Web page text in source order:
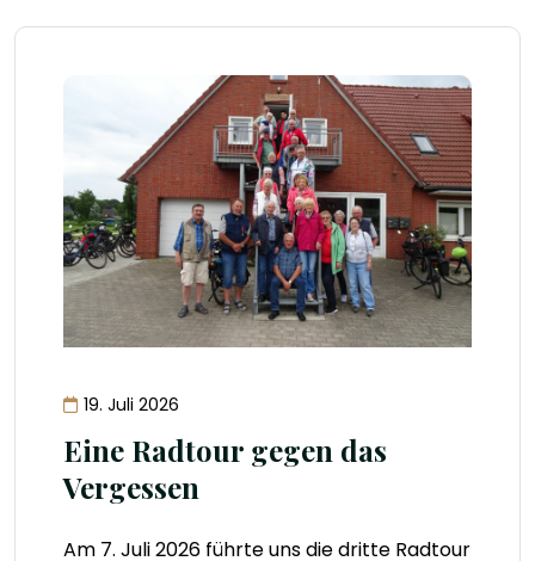
19. Juli 2026
Eine Radtour gegen das
Vergessen
Am 7. Juli 2026 führte uns die dritte Radtour